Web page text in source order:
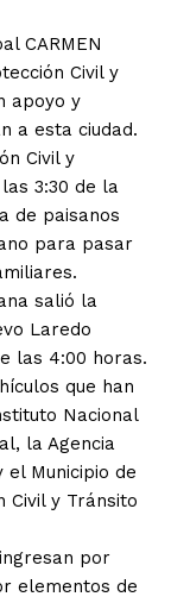
CARMEN
Civil y
apoyo y
a esta ciudad.
Civil y
3:30 de la
de paisanos
para pasar
salió la
Laredo
las 4:00 horas.
que han
Nacional
la Agencia
el Municipio de
Civil y Tránsito
por
elementos de